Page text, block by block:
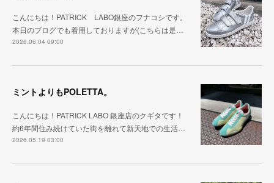
こんにちは！PATRICK LABO銀座のフナコシです。
本日のブログでも着用しておりますが(こちらは是…
2026.06.04 09:00
ミントよりもPOLETTA。
こんにちは！PATRICK LABO 銀座店のクギタです！
約6年間住み続けていた街を離れて新天地での生活…
2026.05.19 03:00